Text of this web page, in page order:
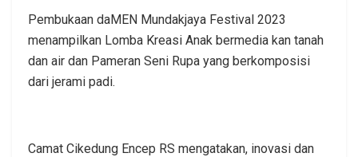
Pembukaan daMEN Mundakjaya Festival 2023
menampilkan Lomba Kreasi Anak bermedia kan tanah
dan air dan Pameran Seni Rupa yang berkomposisi
dari jerami padi.
Camat Cikedung Encep RS mengatakan, inovasi dan